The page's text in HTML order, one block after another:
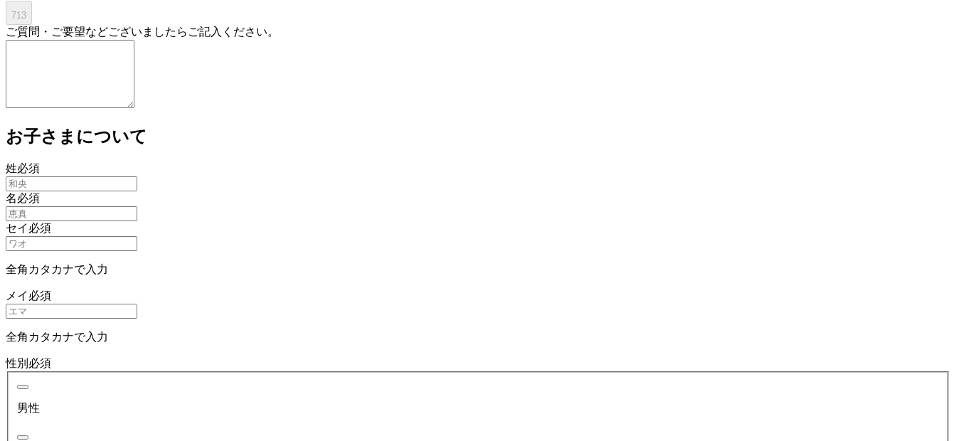
713
ご質問・ご要望などございましたらご記入ください。
お子さまについて
姓必須
名必須
セイ 必須
全角カタカナで入力
メイ 必須
全角カタカナで入力
性別 必須
男性